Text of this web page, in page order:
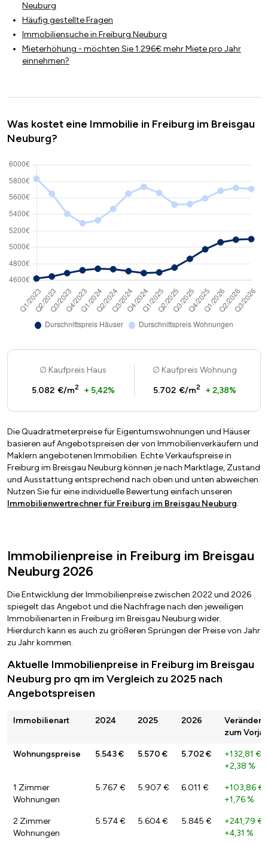
Neuburg
Häufig gestellte Fragen
Immobiliensuche in Freiburg Neuburg
Mieterhöhung - möchten Sie 1.296€ mehr Miete pro Jahr
einnehmen?
Was kostet eine Immobilie in Freiburg im Breisgau
Neuburg?
Kaufpreis Haus
5.082 €/m2 + 5,42%
Kaufpreis Wohnung
5.702 €/m2 + 2,38%
Die Quadratmeterpreise für Eigentumswohnungen und Häuser
basieren auf Angebotspreisen der von Immobilienverkäufern und
Maklern angebotenen Immobilien. Echte Verkaufspreise in
Freiburg im Breisgau Neuburg können je nach Marktlage, Zustand
und Ausstattung entsprechend nach oben und unten abweichen.
Nutzen Sie für eine individuelle Bewertung einfach unseren
Immobilienwertrechner für Freiburg im Breisgau Neuburg.
Immobilienpreise in Freiburg im Breisgau
Neuburg 2026
Die Entwicklung der Immobilienpreise zwischen 2022 und 2026
spiegelt das Angebot und die Nachfrage nach den jeweiligen
Immobilienarten in Freiburg im Breisgau Neuburg wider.
Hierdurch kann es auch zu größeren Sprüngen der Preise von Jahr
zu Jahr kommen.
Aktuelle Immobilienpreise in Freiburg im Breisgau
Neuburg pro qm im Vergleich zu 2025 nach
Angebotspreisen
Immobilienart 2024 2025 2026
zum
Wohnungspreise 5.543 € 5.570 € 5.702 € +132,81 €
+2,38 %
1 Zimmer
Wohnungen
5.767 € 5.907 € 6.011 € +103,86 €
+1,76 %
2 Zimmer
Wohnungen
5.574 € 5.604 € 5.845 € +241,79 €
+4,31 %